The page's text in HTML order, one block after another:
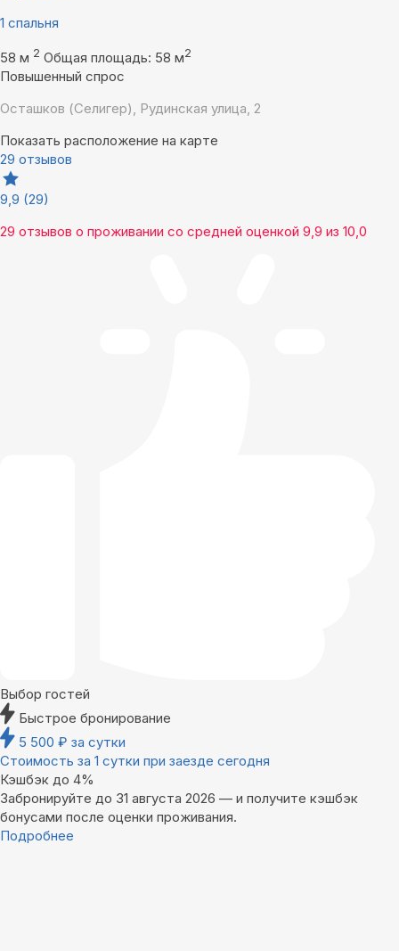
1 спальня
58 м 2 Общая площадь: 58 м2
Повышенный спрос
Осташков (Селигер), Рудинская улица, 2
Показать расположение на карте
29 отзывов
9,9 (29)
29 отзывов о проживании со средней оценкой 9,9 из 10,0
Выбор гостей
Быстрое бронирование
5 500 ₽ за сутки
Стоимость за 1 сутки при заезде сегодня
Кэшбэк до 4%
Забронируйте до 31 августа 2026 — и получите кэшбэк
бонусами после оценки проживания.
Подробнее